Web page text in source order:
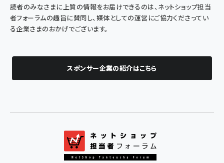
読者のみなさまに上質の情報をお届けできるのは、ネットショップ担当
者フォーラムの趣旨に賛同し、媒体としての運営にご協力くださってい
る企業さまのおかげでございます。
スポンサー企業の紹介はこちら